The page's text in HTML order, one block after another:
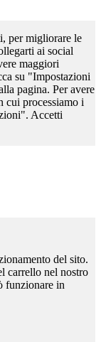
per migliorare le
ai social
maggiori
su "Impostazioni
pagina. Per avere
cui processiamo i
Accetti
del sito.
carrello nel nostro
funzionare in